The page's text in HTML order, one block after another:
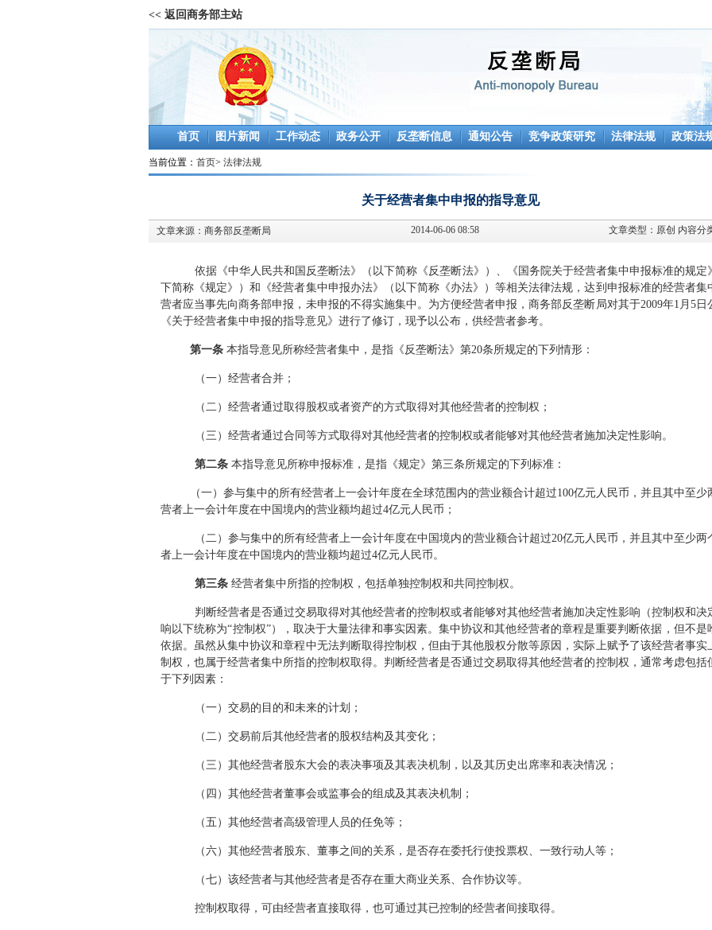
<< 返回商务部主站
首页 图片新闻 工作动态 政务公开 反垄断信息 通知公告 竞争政策研究 法律法规 政策法
当前位置： 首页> 法律法规
关于经营者集中申报的指导意见
文章来源： 商务部反垄断局 2014-06-06 08:58 文章类型： 原创 内容分
依据《中华人民共和国反垄断法》（以下简称《反垄断法》）、《国务院关于经营者集中申报标准的规定
下简称《规定》）和《经营者集中申报办法》（以下简称《办法》）等相关法律法规，达到申报标准的经营者集
营者应当事先向商务部申报，未申报的不得实施集中。为方便经营者申报，商务部反垄断局对其于2009年1月5日
《关于经营者集中申报的指导意见》进行了修订，现予以公布，供经营者参考。
第一条 本指导意见所称经营者集中，是指《反垄断法》第20条所规定的下列情形 ：
（一）经营者合并；
（二）经营者通过取得股权或者资产的方式取得对其他经营者的控制权；
（三）经营者通过合同等方式取得对其他经营者的控制权或者能够对其他经营者施加决定性影响。
第二条 本指导意见所称申报标准，是指《规定》第三条所规定的下列标准：
（一）参与集中的所有经营者上一会计年度在全球范围内的营业额合计超过100亿元人民币，并且其中至少
营者上一会计年度在中国境内的营业额均超过4亿元人民币；
（二）参与集中的所有经营者上一会计年度在中国境内的营业额合计超过20亿元人民币，并且其中至少两
者上一会计年度在中国境内的营业额均超过4亿元人民币。
第三条 经营者集中所指的控制权，包括单独控制权和共同控制权。
判断经营者是否通过交易取得对其他经营者的控制权或者能够对其他经营者施加决定性影响（控制权和决
响以下统称为“控制权”），取决于大量法律和事实因素。集中协议和其他经营者的章程是重要判断依据，但不是
依据。虽然从集中协议和章程中无法判断取得控制权，但由于其他股权分散等原因，实际上赋予了该经营者事实
制权，也属于经营者集中所指的控制权取得。判断经营者是否通过交易取得其他经营者的控制权，通常考虑包括
于下列因素：
（一）交易的目的和未来的计划；
（二）交易前后其他经营者的股权结构及其变化；
（三）其他经营者股东大会的表决事项及其表决机制，以及其历史出席率和表决情况；
（四）其他经营者董事会或监事会的组成及其表决机制；
（五）其他经营者高级管理人员的任免等；
（六）其他经营者股东、董事之间的关系，是否存在委托行使投票权、一致行动人等；
（七）该经营者与其他经营者是否存在重大商业关系、合作协议等。
控制权取得，可由经营者直接取得，也可通过其已控制的经营者间接取得。